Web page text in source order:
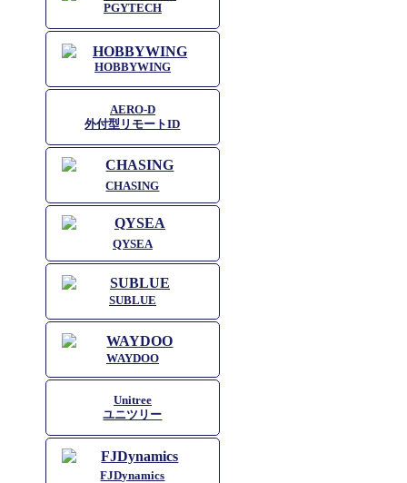
PGYTECH
HOBBYWING
AERO-D
外付型リモートID
CHASING
QYSEA
SUBLUE
WAYDOO
Unitree
ユニツリー
FJDynamics